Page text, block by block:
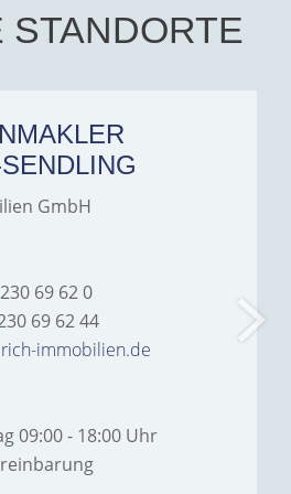
STANDORTE
GmbH
69 62 0
69 62 44
immobilien.de
09:00 - 18:00 Uhr